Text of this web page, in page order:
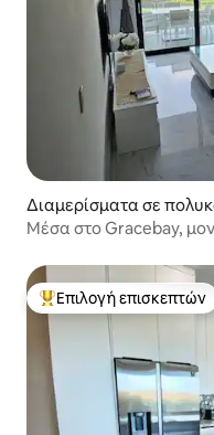
Διαμερίσματα σε
Grace Bay
Μέσα στο Gracebay,
Κορυφαία επιλογή
Επιλογή επισκεπτών